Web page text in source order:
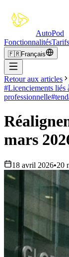
AutoPod
FonctionnalitésTarifs
🇫🇷Français
Retour aux articles
#Licenciements liés
professionnelle#
mars
18 avril 2026•20